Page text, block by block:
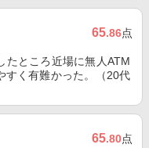
65.86点
たところ近場に無人ATM
すく有難かった。（20代
65.80点